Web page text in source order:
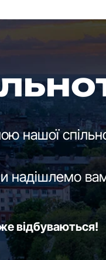
нашої
надішлемо
відбуваються!